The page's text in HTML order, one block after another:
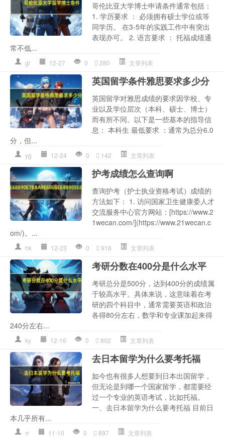
哥伦比亚大学博士申请条件通常包括：
1. 学历要求 ： 必须拥有硕士学位或等
同学历。 在3-5年的实践工作中有突出
表现亦可。 2. 语言要求 ： 托福成绩通
常不低...
gl 12-27 0 280 文章列表
英国留学条件雅思要求多少分
英国留学对雅思成绩的要求因学校、专
业以及学位层次（本科、硕士、博士）
而有所不同。以下是一些基本的指导信
息： 本科生 最低要求 ：通常为总分6.0
分，但...
yg 12-24 0 142 文章列表
护考成绩怎么查询啊
查询护考（护士执业资格考试）成绩的
方法如下： 1. 访问国家卫生健康委人才
交流服务中心官方网站：[https://www.2
1wecan.com/](https://www.21wecan.c
om/)。...
hk 12-23 0 916 文章列表
考研分数在400分是什么水平
考研总分是500分，达到400分的成绩属
于较高水平。具体来说，这意味着在考
研的四个科目中，通常需要英语和政治
各得80分左右，数学和专业课加起来得
240分左右...
ky 12-16 0 802 文章列表
去日本留学为什么要考托福
如今也有很多人想要到日本出国留学，
但无论是到哪一个国家留学，都需要经
过一个专业的英语考试，比如托福。
一、去日本留学为什么要考托福 目前日
本几乎所有...
rr 11-10 0 897 文章列表